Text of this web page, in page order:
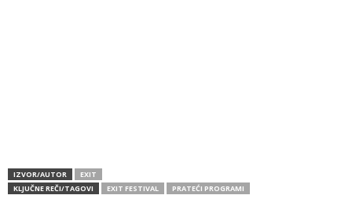
IZVOR/AUTOR
EXIT
KLJUČNE REČI/TAGOVI
EXIT FESTIVAL PRATEĆI PROGRAMI